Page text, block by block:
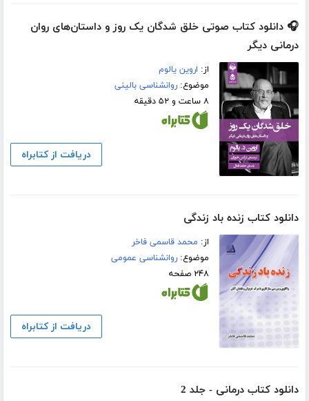
🎧 دانلود کتاب صوتی خلق شدگان یک روز و داستان‌های روان
درمانی دیگر
از: اروین یالوم
موضوع:روانشناسی بالینی
۸ ساعت و ۵۲ دقیقه
دریافت از کتابراه
دانلود کتاب زنده باد زندگی
از: محمد قاسمی فاخر
موضوع:روانشناسی عمومی
۲۴۸ صفحه
دریافت از کتابراه
دانلود کتاب درمانی - جلد 2